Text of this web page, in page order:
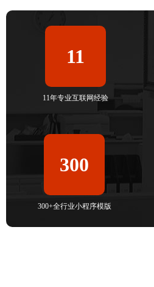
11
11年专业互联网经验
300
300+全行业小程序模版